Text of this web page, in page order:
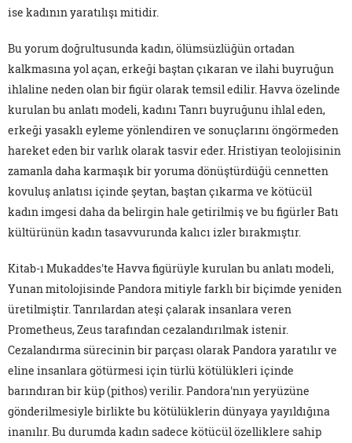
ise kadının yaratılışı mitidir.
Bu yorum doğrultusunda kadın, ölümsüzlüğün ortadan
kalkmasına yol açan, erkeği baştan çıkaran ve ilahi buyruğun
ihlaline neden olan bir figür olarak temsil edilir. Havva özelinde
kurulan bu anlatı modeli, kadını Tanrı buyruğunu ihlal eden,
erkeği yasaklı eyleme yönlendiren ve sonuçlarını öngörmeden
hareket eden bir varlık olarak tasvir eder. Hristiyan teolojisinin
zamanla daha karmaşık bir yoruma dönüştürdüğü cennetten
kovuluş anlatısı içinde şeytan, baştan çıkarma ve kötücül
kadın imgesi daha da belirgin hale getirilmiş ve bu figürler Batı
kültürünün kadın tasavvurunda kalıcı izler bırakmıştır.
Kitab-ı Mukaddes'te Havva figürüyle kurulan bu anlatı modeli,
Yunan mitolojisinde Pandora mitiyle farklı bir biçimde yeniden
üretilmiştir. Tanrılardan ateşi çalarak insanlara veren
Prometheus, Zeus tarafından cezalandırılmak istenir.
Cezalandırma sürecinin bir parçası olarak Pandora yaratılır ve
eline insanlara götürmesi için türlü kötülükleri içinde
barındıran bir küp (pithos) verilir. Pandora'nın yeryüzüne
gönderilmesiyle birlikte bu kötülüklerin dünyaya yayıldığına
inanılır. Bu durumda kadın sadece kötücül özelliklere sahip